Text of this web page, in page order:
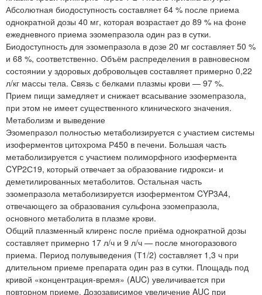
Абсолютная биодоступность составляет 64 % после приема
однократной дозы 40 мг, которая возрастает до 89 % на фоне
ежедневного приема эзомепразола один раз в сутки.
Биодоступность для эзомепразола в дозе 20 мг составляет 50 %
и 68 %, соответственно. Объём распределения в равновесном
состоянии у здоровых добровольцев составляет примерно 0,22
л/кг массы тела. Связь с белками плазмы крови — 97 %.
Прием пищи замедляет и снижает всасывание эзомепразола,
при этом не имеет существенного клинического значения.
Метаболизм и выведение
Эзомепразол полностью метаболизируется с участием системы
изоферментов цитохрома Р450 в печени. Большая часть
метаболизируется с участием полиморфного изофермента
CYP2С19, который отвечает за образование гидрокси- и
деметилированных метаболитов. Остальная часть
эзомепразола метаболизируется изоферментом CYP3А4,
отвечающего за образования сульфона эзомепразола,
основного метаболита в плазме крови.
Общий плазменный клиренс после приёма однократной дозы
составляет примерно 17 л/ч и 9 л/ч — после многоразового
приема. Период полувыведения (Т1/2) составляет 1,3 ч при
длительном приеме препарата один раз в сутки. Площадь под
кривой «концентрация-время» (AUC) увеличивается при
повторном приеме. Дозозависимое увеличение AUC при